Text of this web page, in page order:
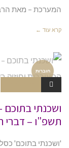
המערכת – מאת
קרא עוד ←
חוברות
תשפ"ו – דברי
'ושכנתי בתוכם'